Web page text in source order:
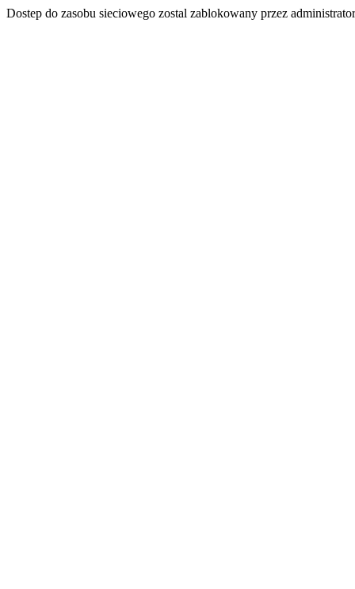
Dostep do zasobu sieciowego zostal zablokowany przez